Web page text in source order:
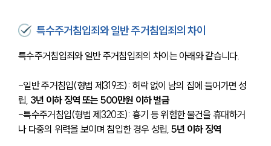
특수주거침입죄와 일반 주거침입죄의 차이
특수주거침입죄와 일반 주거침입죄의 차이는 아래와 같습니다.
-일반 주거침입(형법 제319조): 허락 없이 남의 집에 들어가면 성
립, 3년 이하 징역 또는 500만원 이하 벌금
-특수주거침입(형법 제320조): 흉기 등 위험한 물건을 휴대하거
나 다중의 위력을 보이며 침입한 경우 성립, 5년 이하 징역